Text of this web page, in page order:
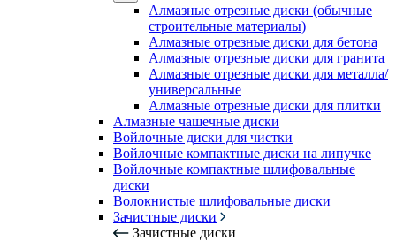
Алмазные отрезные диски (обычные
строительные материалы)
Алмазные отрезные диски для бетона
Алмазные отрезные диски для гранита
Алмазные отрезные диски для металла/
универсальные
Алмазные отрезные диски для плитки
Алмазные чашечные диски
Войлочные диски для чистки
Войлочные компактные диски на липучке
Войлочные компактные шлифовальные
диски
Волокнистые шлифовальные диски
Зачистные диски
Зачистные диски